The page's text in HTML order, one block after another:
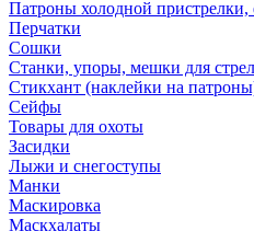
Патроны холодной
Перчатки
Сошки
Станки, упоры, мешки для
Стикхант (наклейки на
Сейфы
Товары для охоты
Засидки
Лыжи и снегоступы
Манки
Маскировка
Маскхалаты